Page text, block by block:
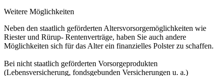
Weitere Möglichkeiten
Neben den staatlich geförderten Altersvorsorgemöglichkeiten wie
Riester und Rürup- Rentenverträge, haben Sie auch andere
Möglichkeiten sich für das Alter ein finanzielles Polster zu schaffen.
Bei nicht staatlich geförderten Vorsorgeprodukten
(Lebensversicherung, fondsgebunden Versicherungen u. a.)